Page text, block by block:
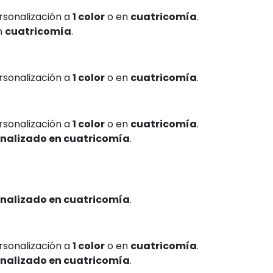
a1 coloro en cuatricomía.
cuatricomía.
a1 coloro en cuatricomía.
a1 coloro en cuatricomía.
en cuatricomía.
en cuatricomía.
a1 coloro en cuatricomía.
en cuatricomía.